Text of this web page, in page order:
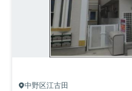
中野区江古田